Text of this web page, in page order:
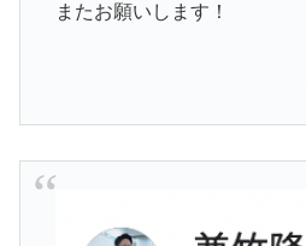
またお願いします！